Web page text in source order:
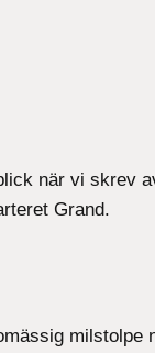
när vi skrev
Grand.